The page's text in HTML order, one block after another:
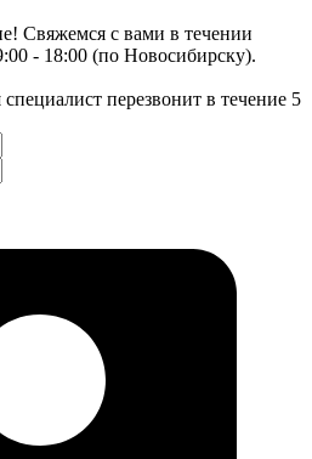
Свяжемся с вами в течении
- 18:00 (по Новосибирску).
перезвонит в течение 5